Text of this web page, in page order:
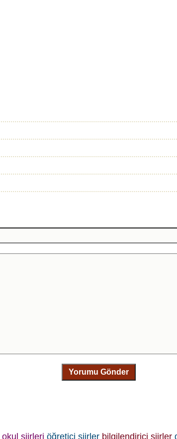
Yorumu Gönder
okul şiirleri öğretici şiirler bilgilendirici şiirler